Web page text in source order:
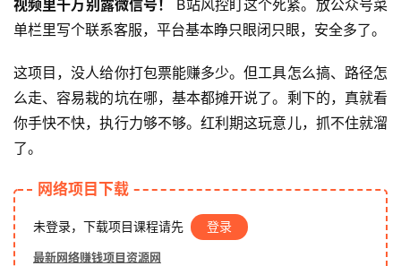
目
中
创
网
冒
视频里千万别露微信号！
B站风控盯这个死紧。放公众号菜
单栏里写个联系客服，平台基本睁只眼闭只眼，安全多了。
这项目，没人给你打包票能赚多少。但工具怎么搞、路径怎
么走、容易栽的坑在哪，基本都摊开说了。剩下的，真就看
你手快不快，执行力够不够。红利期这玩意儿，抓不住就溜
了。
网络项目下载
未登录，下载项目课程请先 登录
最新网络赚钱项目资源网